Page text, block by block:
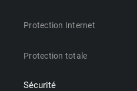
Protection Internet
Protection totale
Sécurité